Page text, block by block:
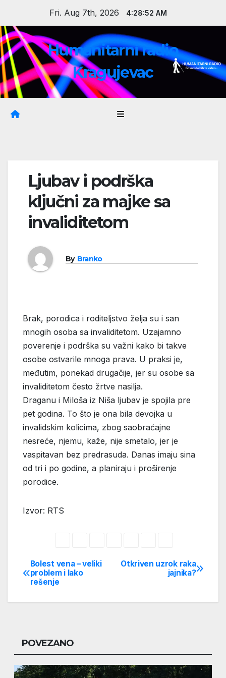
content
Fri. Aug 7th, 2026 4:28:52 AM
Humanitarni radio
Kragujevac
Ljubav i podrška
ključni za majke sa
invaliditetom
By Branko
Brak, porodica i roditeljstvo želja su i san
mnogih osoba sa invaliditetom. Uzajamno
poverenje i podrška su važni kako bi takve
osobe ostvarile mnoga prava. U praksi je,
međutim, ponekad drugačije, jer su osobe sa
invaliditetom često žrtve nasilja.
Draganu i Miloša iz Niša ljubav je spojila pre
pet godina. To što je ona bila devojka u
invalidskim kolicima, zbog saobraćajne
nesreće, njemu, kaže, nije smetalo, jer je
vaspitavan bez predrasuda. Danas imaju sina
od tri i po godine, a planiraju i proširenje
porodice.
Izvor: RTS
Post
navigation
Otkriven uzrok raka
jajnika?
Bolest vena – veliki
problem i lako
rešenje
POVEZANO